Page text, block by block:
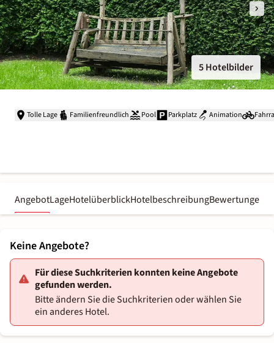
5 Hotelbilder
Tolle Lage Familienfreundlich Pool Parkplatz Animation
AngebotLageHotelüberblickHotelbeschreibungBewertungen
Keine Angebote?
Für diese Suchkriterien konnten keine Angebote
gefunden werden.
Bitte ändern Sie die Suchkriterien oder wählen Sie
ein anderes Hotel.